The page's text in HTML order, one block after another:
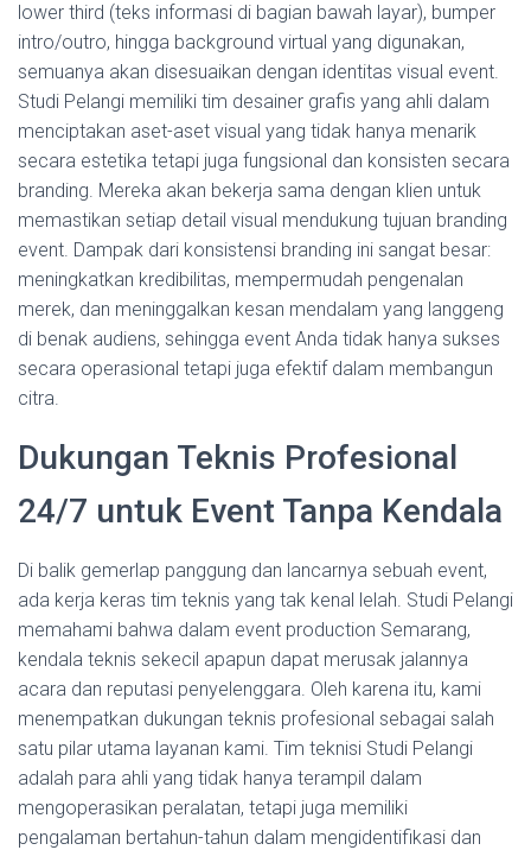
lower third (teks informasi di bagian bawah layar), bumper
intro/outro, hingga background virtual yang digunakan,
semuanya akan disesuaikan dengan identitas visual event.
Studi Pelangi memiliki tim desainer grafis yang ahli dalam
menciptakan aset-aset visual yang tidak hanya menarik
secara estetika tetapi juga fungsional dan konsisten secara
branding. Mereka akan bekerja sama dengan klien untuk
memastikan setiap detail visual mendukung tujuan branding
event. Dampak dari konsistensi branding ini sangat besar:
meningkatkan kredibilitas, mempermudah pengenalan
merek, dan meninggalkan kesan mendalam yang langgeng
di benak audiens, sehingga event Anda tidak hanya sukses
secara operasional tetapi juga efektif dalam membangun
citra.
Dukungan Teknis Profesional
24/7 untuk Event Tanpa Kendala
Di balik gemerlap panggung dan lancarnya sebuah event,
ada kerja keras tim teknis yang tak kenal lelah. Studi Pelangi
memahami bahwa dalam event production Semarang,
kendala teknis sekecil apapun dapat merusak jalannya
acara dan reputasi penyelenggara. Oleh karena itu, kami
menempatkan dukungan teknis profesional sebagai salah
satu pilar utama layanan kami. Tim teknisi Studi Pelangi
adalah para ahli yang tidak hanya terampil dalam
mengoperasikan peralatan, tetapi juga memiliki
pengalaman bertahun-tahun dalam mengidentifikasi dan